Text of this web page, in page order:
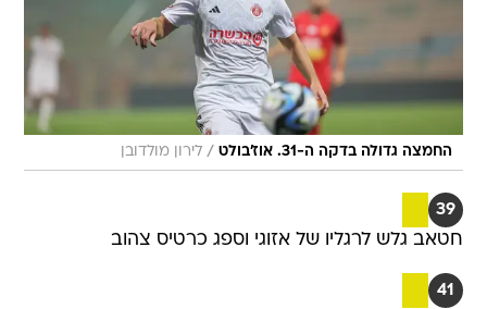
החמצה גדולה בדקה ה-31. אוז'בולט / לירון מולדובן
39
חטאב גלש לרגליו של אזוגי וספג כרטיס צהוב
41